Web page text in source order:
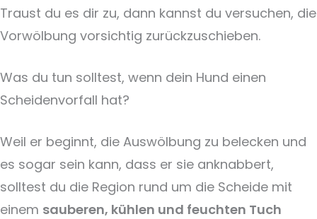
Traust du es dir zu, dann kannst du versuchen, die
Vorwölbung vorsichtig zurückzuschieben.
Was du tun solltest, wenn dein Hund einen
Scheidenvorfall hat?
Weil er beginnt, die Auswölbung zu belecken und
es sogar sein kann, dass er sie anknabbert,
solltest du die Region rund um die Scheide mit
einem sauberen, kühlen und feuchten Tuch